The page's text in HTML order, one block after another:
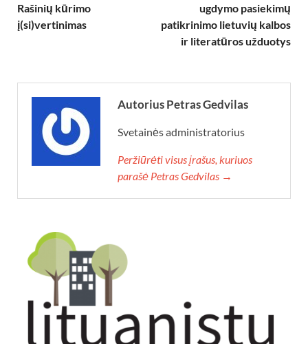
Rašinių kūrimo
į(si)vertinimas
ugdymo pasiekimų
patikrinimo lietuvių kalbos
ir literatūros užduotys
Autorius Petras Gedvilas
Svetainės administratorius
Peržiūrėti visus įrašus, kuriuos
parašė Petras Gedvilas →